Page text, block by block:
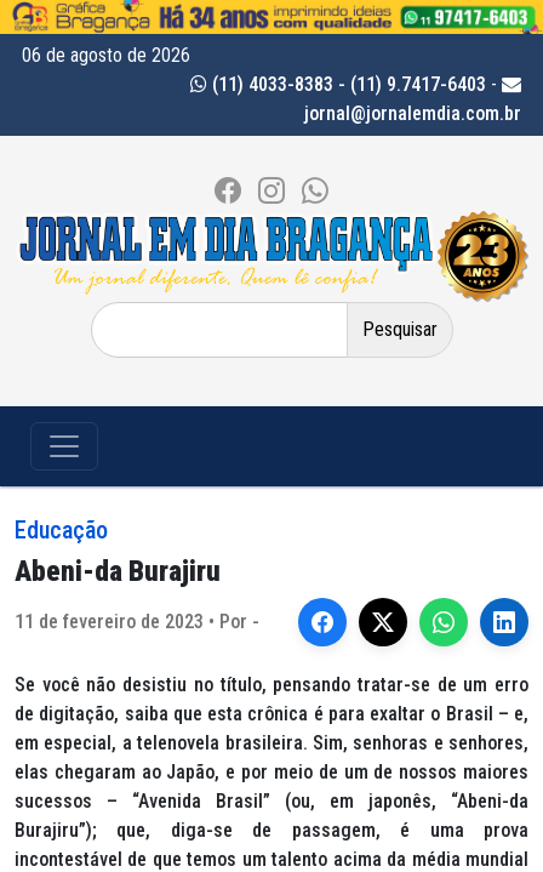
06 de agosto de 2026
(11) 4033-8383 - (11) 9.7417-6403 -
jornal@jornalemdia.com.br
Pesquisar
por:
Educação
Abeni-da Burajiru
11 de fevereiro de 2023 • Por -
Se você não desistiu no título, pensando tratar-se de um erro
de digitação, saiba que esta crônica é para exaltar o Brasil – e,
em especial, a telenovela brasileira. Sim, senhoras e senhores,
elas chegaram ao Japão, e por meio de um de nossos maiores
sucessos – “Avenida Brasil” (ou, em japonês, “Abeni-da
Burajiru”); que, diga-se de passagem, é uma prova
incontestável de que temos um talento acima da média mundial